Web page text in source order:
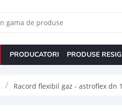
PRODUCATORI PRODUSE
Racord flexibil gaz - astroflex dn